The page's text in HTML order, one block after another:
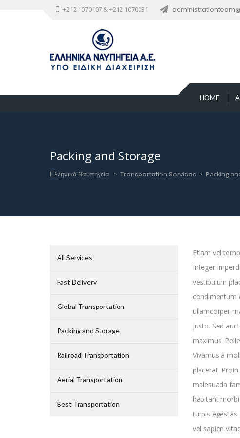
+212 1070107 & +212 1070031
HOME
Packing and Storage
Ελληνικά Ναυπηγεία > Transportation Services > Packing
All Services
Fast Delivery
Global Transportation
Packing and Storage
Railroad Transportation
Aerial Transportation
Best Transportation
Etiam vel
Integer
vestibulum
condimentum
ullamcorper
justo. Sed
maximus.
Vivamus a
placerat.
malesuada
habitant
turpis
vel sapien